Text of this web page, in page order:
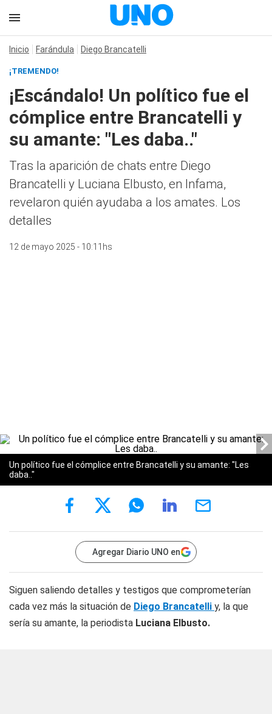
Inicio Farándula Diego Brancatelli
¡TREMENDO!
¡Escándalo! Un político fue el
cómplice entre Brancatelli y
su amante: "Les daba.."
Tras la aparición de chats entre Diego
Brancatelli y Luciana Elbusto, en Infama,
revelaron quién ayudaba a los amates. Los
detalles
12 de mayo 2025 - 10:11hs
Un político fue el cómplice entre Brancatelli y su amante: "Les
daba.."
Agregar Diario UNO en
Siguen saliendo detalles y testigos que comprometerían
cada vez más la situación de Diego Brancatelli y, la que
sería su amante, la periodista Luciana Elbusto.